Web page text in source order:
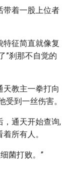
带着一股上位者
特征简直就像复
”刹那不自觉的
天教主一拳打向
到一丝伤害。
，通天开始查询,
所有人。
菌打败。”